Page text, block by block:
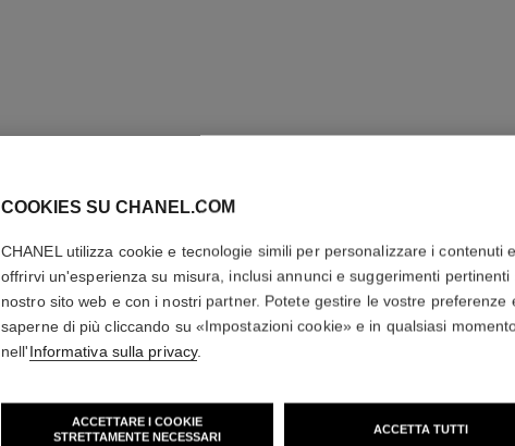
L'HUILE
Olio Idratante e
Ref. 158260
COOKIES SU CHANEL.COM
CHANEL utilizza cookie e tecnologie simili per personalizzare i contenuti e
offrirvi un'esperienza su misura, inclusi annunci e suggerimenti pertinenti
nostro sito web e con i nostri partner. Potete gestire le vostre preferenze
saperne di più cliccando su «Impostazioni cookie» e in qualsiasi
nell'Informativa sulla privacy.
ACCETTARE I COOKIE
STRETTAMENTE NECESSARI
ACCETTA TUTTI